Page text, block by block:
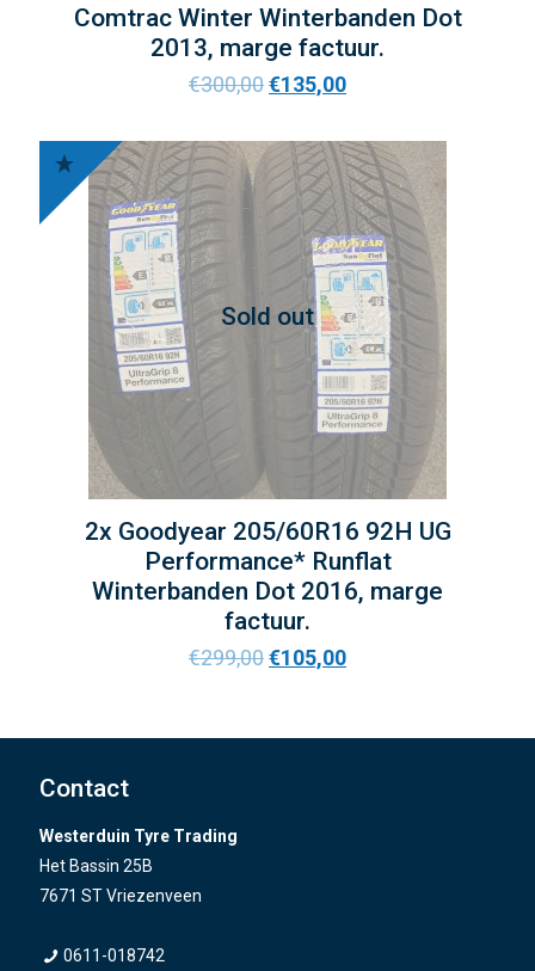
Comtrac Winter Winterbanden Dot
2013, marge factuur.
€300,00€135,00
Sold out
2x Goodyear 205/60R16 92H UG
Performance* Runflat
Winterbanden Dot 2016, marge
factuur.
€299,00€105,00
Contact
Westerduin Tyre Trading
Het Bassin 25B
7671 ST Vriezenveen
0611-018742